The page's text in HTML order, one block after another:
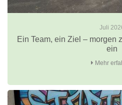
Juli
Ein Team, ein Ziel – morgen ziehen unsere Bewohner
ein
Mehr